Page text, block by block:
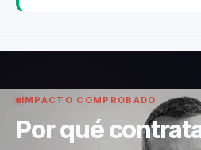
IMPACTO COMPROBADO
Por qué